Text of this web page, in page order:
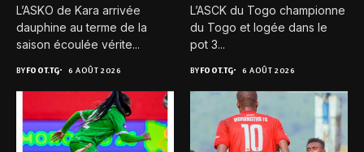
L’ASKO de Kara arrivée
dauphine au terme de la
saison écoulée vérite...
BYFOOT.TG 6 AOÛT 2026
L’ASCK du Togo championne
du Togo et logée dans le
pot 3...
BYFOOT.TG 6 AOÛT 2026